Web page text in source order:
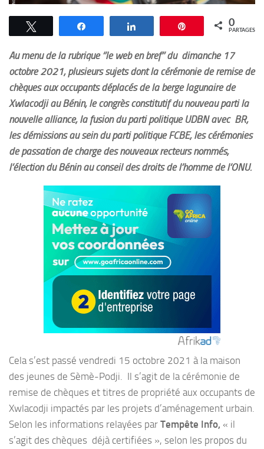
Épingle 0
PARTAGES
Au menu de la rubrique ‘’le web en bref’’ du dimanche 17
octobre 2021, plusieurs sujets dont la cérémonie de remise de
chèques aux occupants déplacés de la berge lagunaire de
Xwlacodji au Bénin, le congrès constitutif du nouveau parti la
nouvelle alliance, la fusion du parti politique UDBN avec BR,
les démissions au sein du parti politique FCBE, les cérémonies
de passation de charge des nouveaux recteurs nommés,
l’élection du Bénin au conseil des droits de l’homme de l’ONU.
Cela s’est passé vendredi 15 octobre 2021 à la maison
des jeunes de Sèmè-Podji. Il s’agit de la cérémonie de
remise de chèques et titres de propriété aux occupants de
Xwlacodji impactés par les projets d’aménagement urbain.
Selon les informations relayées par Tempête Info, « il
s’agit des chèques déjà certifiées », selon les propos du